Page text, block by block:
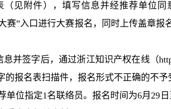
见附件），填写信息并经推荐单位
赛”入口进行大赛报名，同时上传盖章报
并签字后，通过浙江知识产权在线（
报名表扫描件，报名形式不正确的不予
单位指定1名联络员。报名时间为6月29